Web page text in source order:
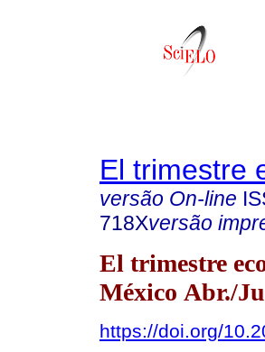
El trimestre
versão On-line
718Xversão
El trimestre
México Abr./
https://doi.org/